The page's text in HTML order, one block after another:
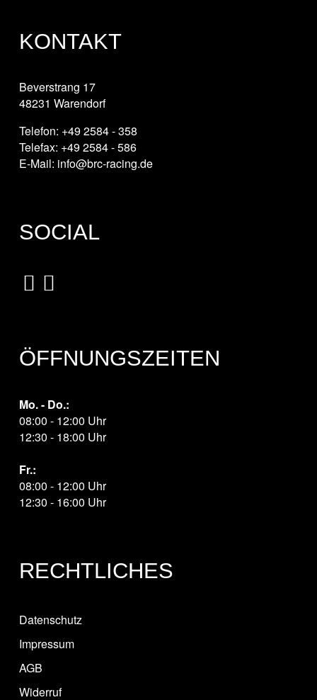
KONTAKT
Beverstrang 17
48231 Warendorf
Telefon: +49 2584 - 358
Telefax: +49 2584 - 586
E-Mail: info@brc-racing.de
SOCIAL
ÖFFNUNGSZEITEN
Mo. - Do.:
08:00 - 12:00 Uhr
12:30 - 18:00 Uhr
Fr.:
08:00 - 12:00 Uhr
12:30 - 16:00 Uhr
RECHTLICHES
Datenschutz
Impressum
AGB
Widerruf